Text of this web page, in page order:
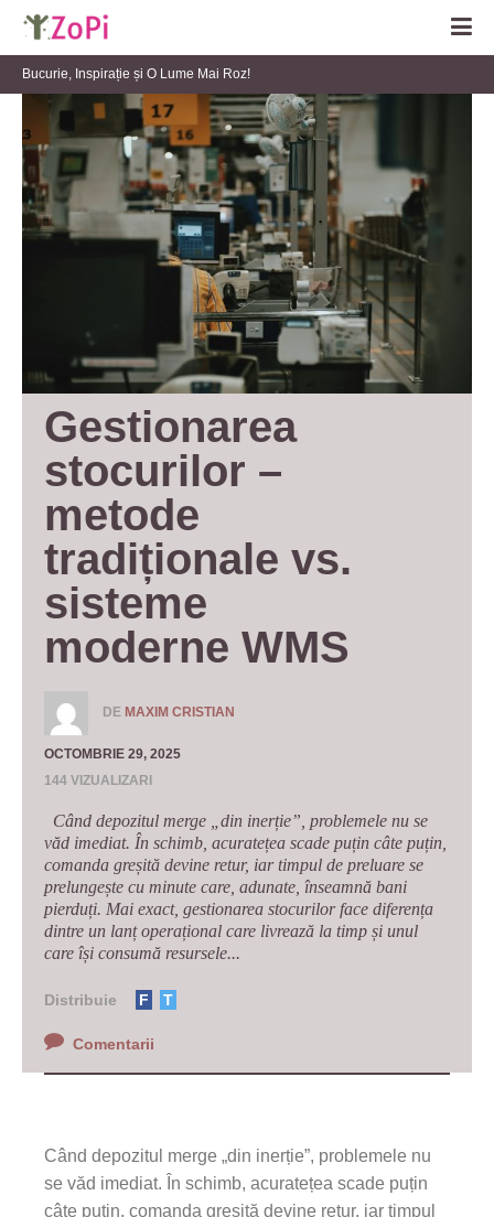
Bucurie, Inspirație și O Lume Mai Roz!
Gestionarea
stocurilor –
metode
tradiționale vs.
sisteme
moderne WMS
DE MAXIM CRISTIAN
OCTOMBRIE 29, 2025
144 VIZUALIZARI
Când depozitul merge „din inerție”, problemele nu se
văd imediat. În schimb, acuratețea scade puțin câte puțin,
comanda greșită devine retur, iar timpul de preluare se
prelungește cu minute care, adunate, înseamnă bani
pierduți. Mai exact, gestionarea stocurilor face diferența
dintre un lanț operațional care livrează la timp și unul
care își consumă resursele...
Distribuie F T
Comentarii
Când depozitul merge „din inerție”, problemele nu
se văd imediat. În schimb, acuratețea scade puțin
câte puțin, comanda greșită devine retur, iar timpul